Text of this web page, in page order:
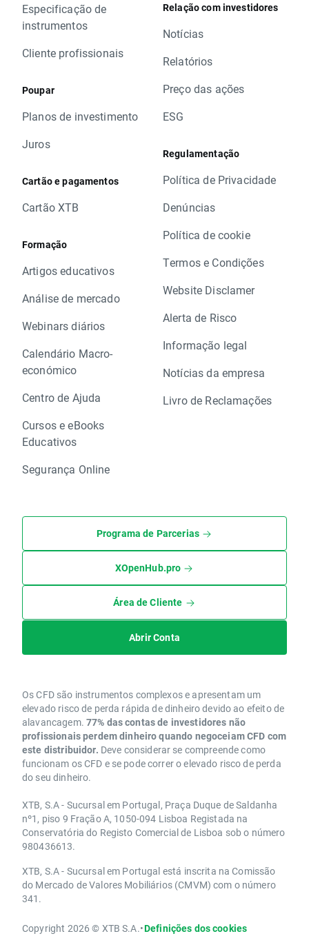
Especificação de
instrumentos
Cliente profissionais
Poupar
Planos de investimento
Juros
Cartão e pagamentos
Cartão XTB
Formação
Artigos educativos
Análise de mercado
Webinars diários
Calendário Macro-
económico
Centro de Ajuda
Cursos e eBooks
Educativos
Segurança Online
Relação com investidores
Notícias
Relatórios
Preço das ações
ESG
Regulamentação
Política de Privacidade
Denúncias
Política de cookie
Termos e Condições
Website Disclamer
Alerta de Risco
Informação legal
Notícias da empresa
Livro de Reclamações
Programa de Parcerias
XOpenHub.pro
Área de Cliente
Abrir Conta
Os CFD são instrumentos complexos e apresentam um
elevado risco de perda rápida de dinheiro devido ao efeito de
alavancagem. 77% das contas de investidores não
profissionais perdem dinheiro quando negoceiam CFD com
este distribuidor. Deve considerar se compreende como
funcionam os CFD e se pode correr o elevado risco de perda
do seu dinheiro.
XTB, S.A - Sucursal em Portugal, Praça Duque de Saldanha
nº1, piso 9 Fração A, 1050-094 Lisboa Registada na
Conservatória do Registo Comercial de Lisboa sob o número
980436613.
XTB, S.A - Sucursal em Portugal está inscrita na Comissão
do Mercado de Valores Mobiliários (CMVM) com o número
341.
Copyright 2026 © XTB S.A.•Definições dos cookies